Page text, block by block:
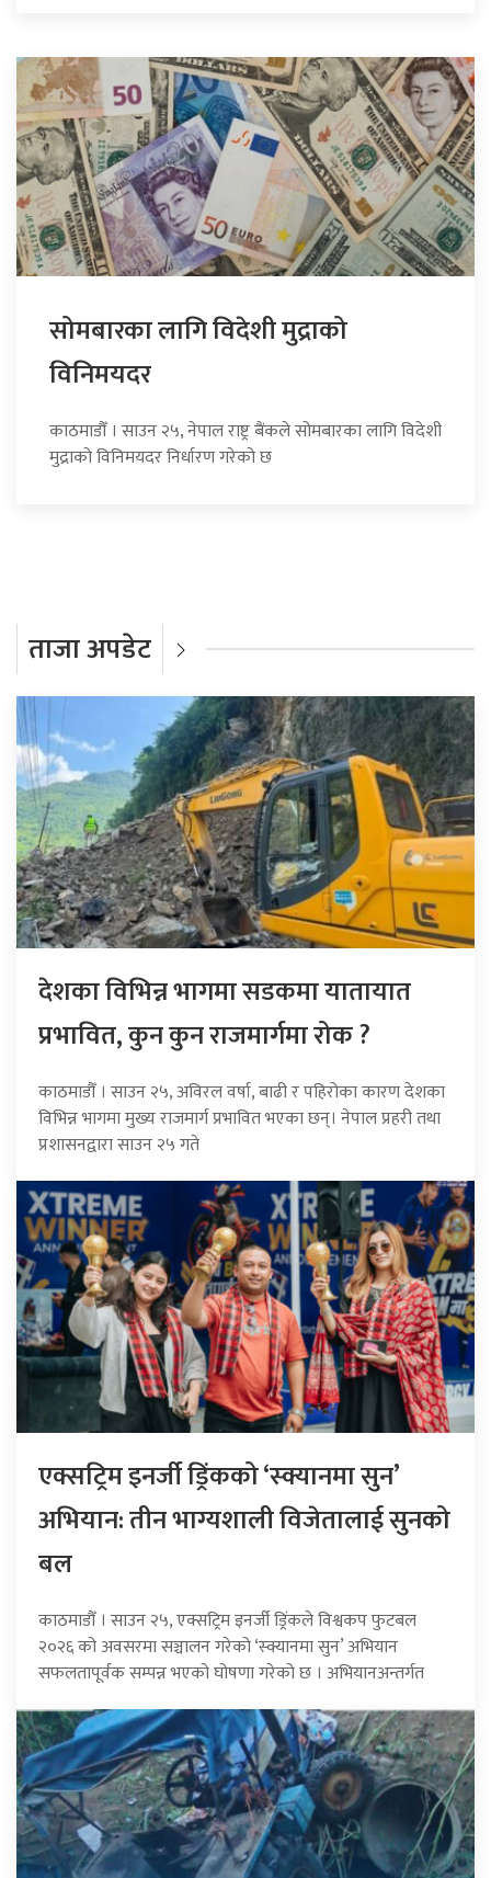
सोमबारका लागि विदेशी मुद्राको
विनिमयदर
काठमाडौँ । साउन २५, नेपाल राष्ट्र बैंकले सोमबारका लागि विदेशी
मुद्राको विनिमयदर निर्धारण गरेको छ
ताजा अपडेट
देशका विभिन्न भागमा सडकमा यातायात
प्रभावित, कुन कुन राजमार्गमा रोक ?
काठमाडौँ । साउन २५, अविरल वर्षा, बाढी र पहिरोका कारण देशका
विभिन्न भागमा मुख्य राजमार्ग प्रभावित भएका छन्। नेपाल प्रहरी तथा
प्रशासनद्वारा साउन २५ गते
एक्सट्रिम इनर्जी ड्रिंकको ‘स्क्यानमा सुन’
अभियान: तीन भाग्यशाली विजेतालाई सुनको
बल
काठमाडौँ । साउन २५, एक्सट्रिम इनर्जी ड्रिंकले विश्वकप फुटबल
२०२६ को अवसरमा सञ्चालन गरेको ‘स्क्यानमा सुन’ अभियान
सफलतापूर्वक सम्पन्न भएको घोषणा गरेको छ । अभियानअन्तर्गत